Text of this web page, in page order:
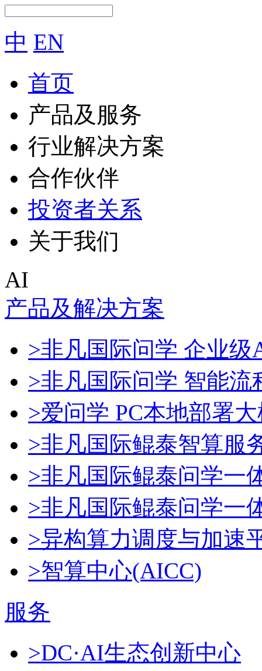
中 EN
首页
产品及服务
行业解决方案
合作伙伴
投资者关系
关于我们
AI
产品及解决方案
>非凡国际问学 企业级
>非凡国际问学 智能流
>爱问学 PC本地部署
>非凡国际鲲泰智算服
>非凡国际鲲泰问学一
>非凡国际鲲泰问学一
>异构算力调度与加速
>智算中心(AICC)
服务
>DC·AI生态创新中心